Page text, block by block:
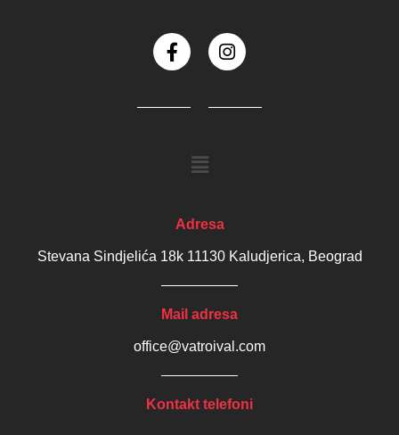
Adresa
Stevana Sindjelića 18k 11130 Kaludjerica, Beograd
Mail adresa
office@vatroival.com
Kontakt telefoni